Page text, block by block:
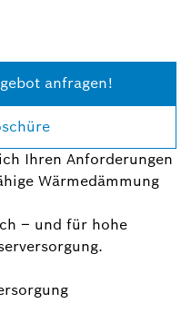
anfragen!
Ihren Anforderungen
Wärmedämmung
– und für hohe